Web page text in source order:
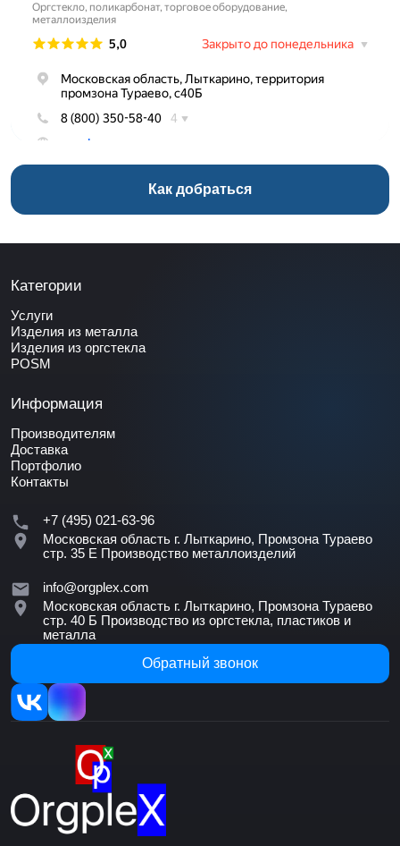
Как добраться
Категории
Услуги
Изделия из металла
Изделия из оргстекла
POSM
Информация
Производителям
Доставка
Портфолио
Контакты
+7 (495) 021-63-96
Московская область г. Лыткарино, Промзона Тураево
стр. 35 Е Производство металлоизделий
info@orgplex.com
Московская область г. Лыткарино, Промзона Тураево
стр. 40 Б Производство из оргстекла, пластиков и
металла
Обратный звонок